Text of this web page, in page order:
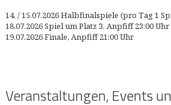
14. / 15.07.2026 Halbfinalspiele (pro Tag 1
18.07.2026 Spiel um Platz 3, Anpfiff 23:00 Uhr
19.07.2026 Finale, Anpfiff 21:00 Uhr
Veranstaltungen, Events